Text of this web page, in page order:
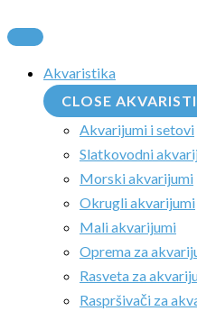
Akvaristika
CLOSE
Akvarijumi i setovi
Slatkovodni
Morski akvarijumi
Okrugli akvarijumi
Mali akvarijumi
Oprema za
Rasveta za
Raspršivači za